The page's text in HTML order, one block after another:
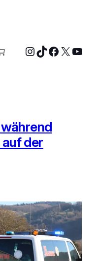
Instagram
TikTok
X
der